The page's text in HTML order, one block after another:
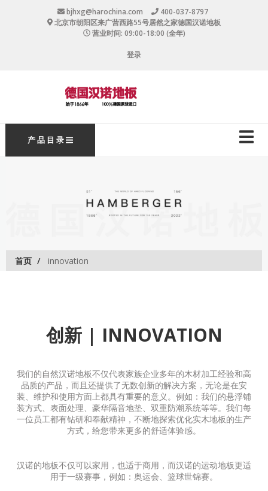
bjhxg@harochina.com
400-037-8797
北京市朝阳区来广营西路55号居然之家德国汉诺地板
营业时间: 09:00-18:00 (全年)
登录
产 品 目 录
主
首页 innovation
创新 | INNOVATION
我们的自然汉诺地板不仅代表家族企业多年的木材加工经验和高
品质的产品，而且还提供了无数创新的解决方案，无论是在安
装、维护和使用方面上都具有重要的意义。例如：我们的悬浮铺
装方式、表面处理、豪华隔音地垫、双重防潮系统等等。我们每
一位员工都有钻研和奉献精神，不断地探索优化实木地板的生产
方式，给您带来更多的舒适体验感。
汉诺的地板不仅可以家用，也适于商用，而汉诺的运动地板更适
用于一级赛事，例如：奥运会、篮球世锦赛。